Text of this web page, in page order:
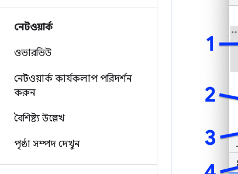
নেটওয়ার্ক
ওভারভিউ
নেটওয়ার্ক কার্যকলাপ পরিদর্শন
করুন
বৈশিষ্ট্য উল্লেখ
পৃষ্ঠা সম্পদ দেখুন